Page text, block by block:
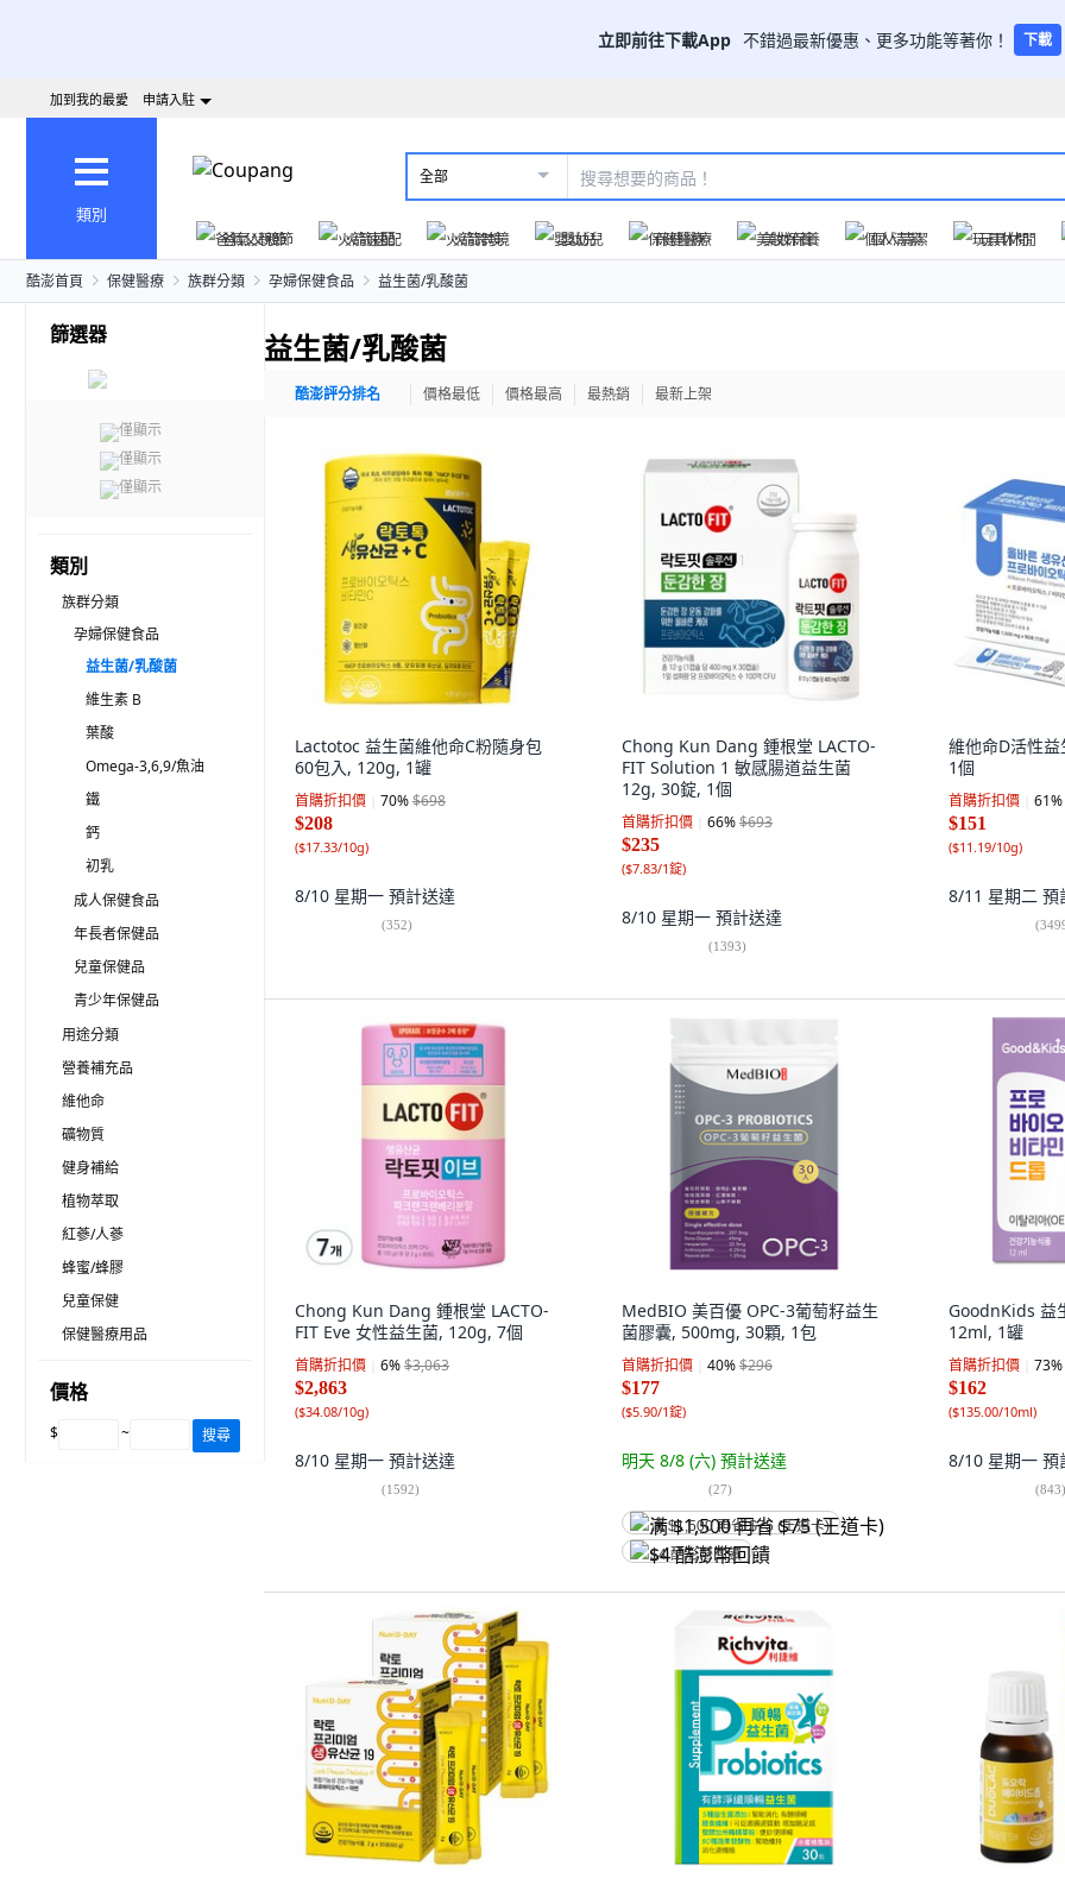
立即前往下載App 不錯過最新優惠、更多功能等著你！ 下載
加到我的最愛 申請入駐
類別
全部
爸氣父親節 火箭速配 火箭跨境 嬰幼兒 保健醫療 美妝保養 個人清潔 玩具休閒
酷澎首頁 保健醫療 族群分類 孕婦保健食品 益生菌/乳酸菌
篩選器
僅顯示
僅顯示
僅顯示
類別
族群分類
孕婦保健食品
益生菌/乳酸菌
維生素 B
葉酸
Omega-3,6,9/魚油
鐵
鈣
初乳
成人保健食品
年長者保健品
兒童保健品
青少年保健品
用途分類
營養補充品
維他命
礦物質
健身補給
植物萃取
紅蔘/人蔘
蜂蜜/蜂膠
兒童保健
保健醫療用品
價格
$ ~ 搜尋
益生菌/乳酸菌
酷澎評分排名 價格最低 價格最高 最熱銷 最新上架
Lactotoc 益生菌維他命C粉隨身包
60包入, 120g, 1罐
首購折扣價 70%$698
$208
($17.33/10g)
8/10 星期一 預計送達
(352)
Chong Kun Dang 鍾根堂 LACTO-
FIT Solution 1 敏感腸道益生菌
12g, 30錠, 1個
首購折扣價 66%$693
$235
($7.83/1錠)
8/10 星期一 預計送達
(1393)
維他命D活性
1個
首購折扣價 61%
$151
($11.19/10g)
8/11 星期二 預
(
Chong Kun Dang 鍾根堂 LACTO-
FIT Eve 女性益生菌, 120g, 7個
首購折扣價 6%$3,063
$2,863
($34.08/10g)
8/10 星期一 預計送達
(1592)
MedBIO 美百優 OPC-3葡萄籽益生
菌膠囊, 500mg, 30顆, 1包
首購折扣價 40%$296
$177
($5.90/1錠)
明天 8/8 (六) 預計送達
(27)
满 $1,500 再省 $75 (王道卡)
$4 酷澎幣回饋
GoodnKids 益
12ml, 1罐
首購折扣價 73%
$162
($135.00/10ml)
8/10 星期一 預
(843)